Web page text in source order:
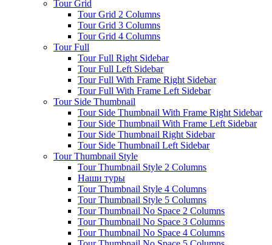
Tour Grid
Tour Grid 2 Columns
Tour Grid 3 Columns
Tour Grid 4 Columns
Tour Full
Tour Full Right Sidebar
Tour Full Left Sidebar
Tour Full With Frame Right Sidebar
Tour Full With Frame Left Sidebar
Tour Side Thumbnail
Tour Side Thumbnail With Frame Right Sidebar
Tour Side Thumbnail With Frame Left Sidebar
Tour Side Thumbnail Right Sidebar
Tour Side Thumbnail Left Sidebar
Tour Thumbnail Style
Tour Thumbnail Style 2 Columns
Наши туры
Tour Thumbnail Style 4 Columns
Tour Thumbnail Style 5 Columns
Tour Thumbnail No Space 2 Columns
Tour Thumbnail No Space 3 Columns
Tour Thumbnail No Space 4 Columns